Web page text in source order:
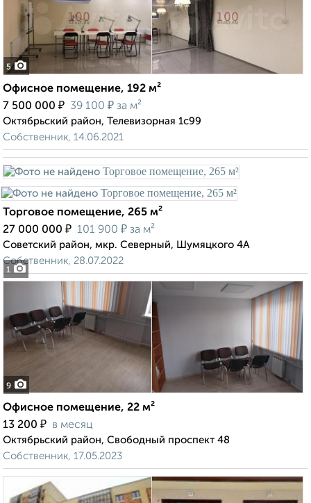
5
Офисное помещение, 192 м²
7 500 000 ₽ 39 100 ₽ за м²
Октябрьский район, Телевизорная 1с99
Собственник, 14.06.2021
1
Торговое помещение, 265 м²
27 000 000 ₽ 101 900 ₽ за м²
Советский район, мкр. Северный, Шумяцкого 4А
Собственник, 28.07.2022
9
Офисное помещение, 22 м²
13 200 ₽ в месяц
Октябрьский район, Свободный проспект 48
Собственник, 17.05.2023